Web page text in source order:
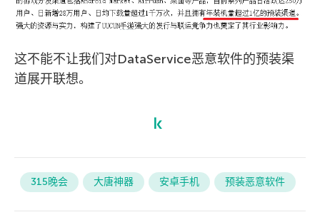
这不能不让我们对DataService恶意软件的预装渠
道展开联想。
315晚会 大唐神器 安卓手机 预装恶意软件